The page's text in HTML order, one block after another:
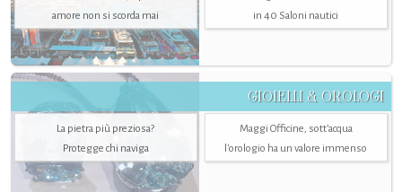
amore non si scorda mai
in 40 Saloni nautici
GIOIELLI & OROLOGI
La pietra più preziosa?
Protegge chi naviga
Maggi Officine, sott’acqua
l'orologio ha un valore immenso